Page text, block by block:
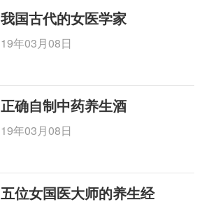
我国古代的女医学家
19年03月08日
正确自制中药养生酒
19年03月08日
五位女国医大师的养生经